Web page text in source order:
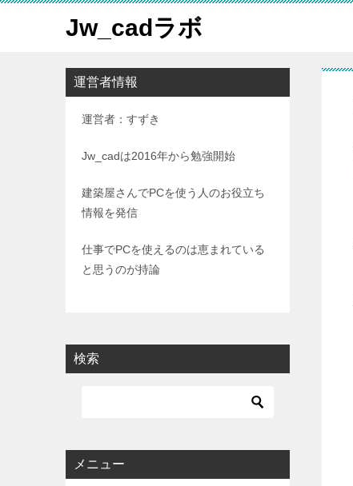
Jw_cadラボ
運営者情報
運営者：すずき
Jw_cadは2016年から勉強開始
建築屋さんでPCを使う人のお役立ち
情報を発信
仕事でPCを使えるのは恵まれている
と思うのが持論
検索
メニュー